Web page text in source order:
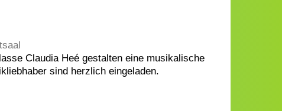
Claudia Heé gestalten eine musikalische
sind herzlich eingeladen.